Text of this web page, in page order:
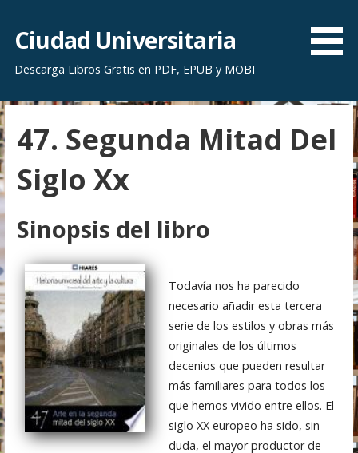
r
a
l
c
o
n
e
n
i
d
o
Ciudad Universitaria
Descarga Libros Gratis en PDF, EPUB y MOBI
47. Segunda Mitad Del
Siglo Xx
Sinopsis del libro
Todavía nos ha parecido
necesario añadir esta tercera
serie de los estilos y obras más
originales de los últimos
decenios que pueden resultar
más familiares para todos los
que hemos vivido entre ellos. El
siglo XX europeo ha sido, sin
duda, el mayor productor de